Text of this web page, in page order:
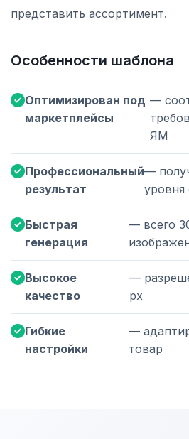
представить ассортимент.
Особенности шаблона
Оптимизирован под
маркетплейсы
—
ЯМ
Профессиональный
результат
—
уровня
Быстрая
генерация
— всего
Высокое
качество
—
px
Гибкие
настройки
—
товар